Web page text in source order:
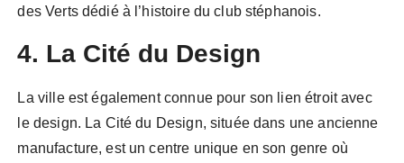
des Verts dédié à l’histoire du club stéphanois.
4. La Cité du Design
La ville est également connue pour son lien étroit avec
le design. La Cité du Design, située dans une ancienne
manufacture, est un centre unique en son genre où